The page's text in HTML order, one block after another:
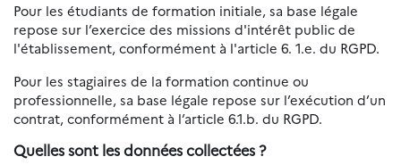
Pour les étudiants de formation initiale, sa base légale
repose sur l’exercice des missions d'intérêt public de
l'établissement, conformément à l'article 6. 1.e. du RGPD.
Pour les stagiaires de la formation continue ou
professionnelle, sa base légale repose sur l’exécution d’un
contrat, conformément à l’article 6.1.b. du RGPD.
Quelles sont les données collectées ?